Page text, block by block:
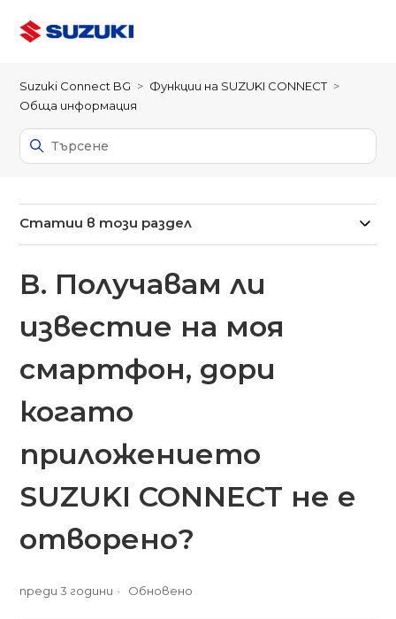
Suzuki Connect BG
Функции на SUZUKI CONNECT
Обща информация
Статии в този раздел
В. Получавам ли
известие на моя
смартфон, дори
когато
приложението
SUZUKI CONNECT не е
отворено?
преди 3 години Обновено